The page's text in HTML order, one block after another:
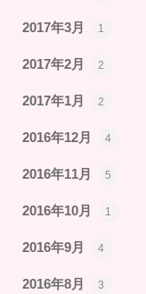
2017年3月 1
2017年2月 2
2017年1月 2
2016年12月 4
2016年11月 5
2016年10月 1
2016年9月 4
2016年8月 3